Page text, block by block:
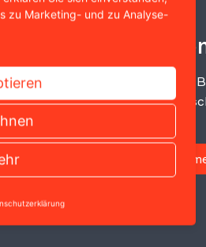
Soforthilfe
Sie brauchen rechtliche
eine kostenlose
Jetzt Kontakt
0221 / 951 563 0
zu Marketing- und zu Analyse-